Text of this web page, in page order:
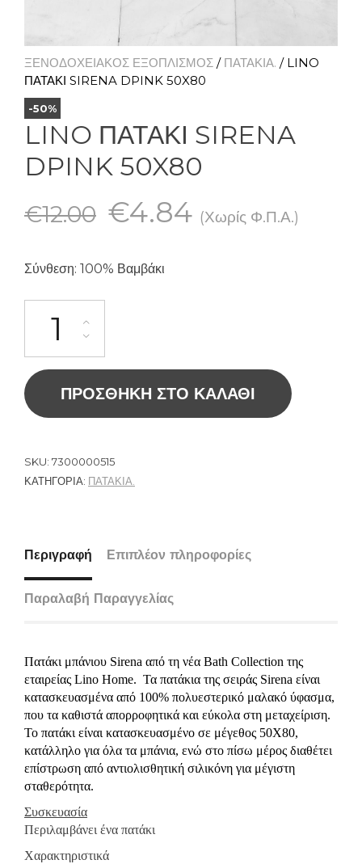
ΞΕΝΟΔΟΧΕΙΑΚΟΣ ΕΞΟΠΛΙΣΜΟΣ / ΠΑΤΑΚΙΑ. / LINO
ΠΑΤΑΚΙ SIRENA DPINK 50X80
-50%
LINO ΠΑΤΑΚΙ SIRENA
DPINK 50X80
€12.00 €4.84 (Χωρίς Φ.Π.Α.)
Σύνθεση: 100% Βαμβάκι
ΠΡΟΣΘΉΚΗ ΣΤΟ ΚΑΛΆΘΙ
SKU: 7300000515
ΚΑΤΗΓΟΡΊΑ: ΠΑΤΑΚΙΑ.
Περιγραφή Επιπλέον πληροφορίες
Παραλαβή Παραγγελίας
Πατάκι μπάνιου Sirena από τη νέα Bath Collection της
εταιρείας Lino Home. Τα πατάκια της σειράς Sirena είναι
κατασκευασμένα από 100% πολυεστερικό μαλακό ύφασμα,
που τα καθιστά απορροφητικά και εύκολα στη μεταχείριση.
Το πατάκι είναι κατασκευασμένο σε μέγεθος 50X80,
κατάλληλο για όλα τα μπάνια, ενώ στο πίσω μέρος διαθέτει
επίστρωση από αντιολισθητική σιλικόνη για μέγιστη
σταθερότητα.
Συσκευασία
Περιλαμβάνει ένα πατάκι
Χαρακτηριστικά